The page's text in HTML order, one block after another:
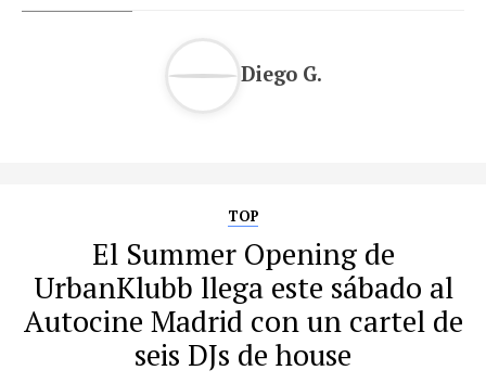
Diego G.
TOP
El Summer Opening de
UrbanKlubb llega este sábado al
Autocine Madrid con un cartel de
seis DJs de house